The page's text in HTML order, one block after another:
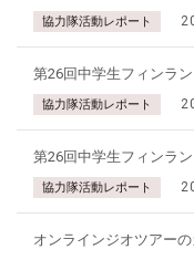
協力隊活動レポート
第26回中学生フィンラ
協力隊活動レポート
第26回中学生フィンラ
協力隊活動レポート
オンラインジオツアー